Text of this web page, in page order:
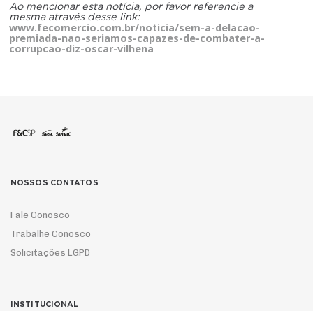
Ao mencionar esta notícia, por favor referencie a
mesma através desse link:
www.fecomercio.com.br/noticia/sem-a-delacao-
premiada-nao-seriamos-capazes-de-combater-a-
corrupcao-diz-oscar-vilhena
NOSSOS CONTATOS
Fale Conosco
Trabalhe Conosco
Solicitações LGPD
INSTITUCIONAL